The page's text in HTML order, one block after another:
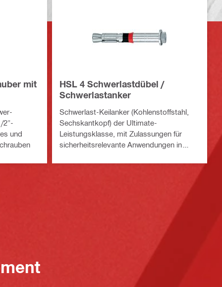
mit
2"-
und
HSL 4 Schwerlastdübel /
Schwerlastanker
Schwerlast-Keilanker (Kohlenstoffstahl,
Sechskantkopf) der Ultimate-
Leistungsklasse, mit Zulassungen für
sicherheitsrelevante Anwendungen in